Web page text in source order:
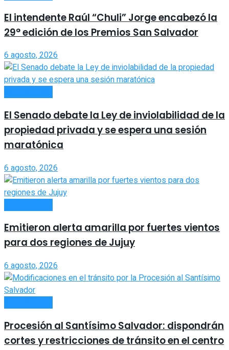
El intendente Raúl “Chuli” Jorge encabezó la
29° edición de los Premios San Salvador
6 agosto, 2026
El Senado debate la Ley de inviolabilidad de la
propiedad privada y se espera una sesión
maratónica
6 agosto, 2026
Emitieron alerta amarilla por fuertes vientos
para dos regiones de Jujuy
6 agosto, 2026
Procesión al Santísimo Salvador: dispondrán
cortes y restricciones de tránsito en el centro